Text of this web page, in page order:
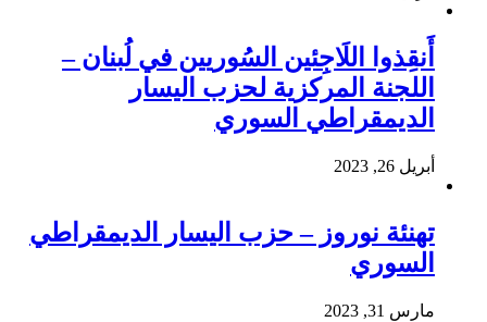
أَنقِذوا اللَاجِئين السُوريين في لُبنان –
اللجنة المركزية لحزب اليسار
الديمقراطي السوري
أبريل 26, 2023
تهنئة نوروز – حزب اليسار الديمقراطي
السوري
مارس 31, 2023